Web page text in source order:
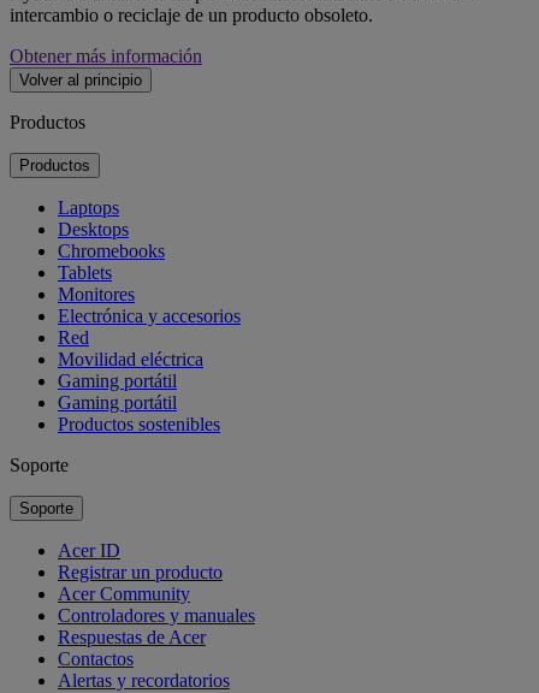
intercambio o reciclaje de un producto obsoleto.
Obtener más información
Volver al principio
Productos
Productos
Laptops
Desktops
Chromebooks
Tablets
Monitores
Electrónica y accesorios
Red
Movilidad eléctrica
Gaming portátil
Gaming portátil
Productos sostenibles
Soporte
Soporte
Acer ID
Registrar un producto
Acer Community
Controladores y manuales
Respuestas de Acer
Contactos
Alertas y recordatorios